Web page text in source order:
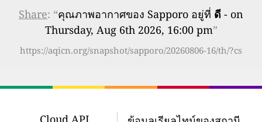
Share: “คุณภาพอากาศของ Sapporo อยู่ที่ ดี - on
Thursday, Aug 6th 2026, 16:00 pm”
https://aqicn.org/snapshot/sapporo/20260806-16/th/?cs
Cloud API